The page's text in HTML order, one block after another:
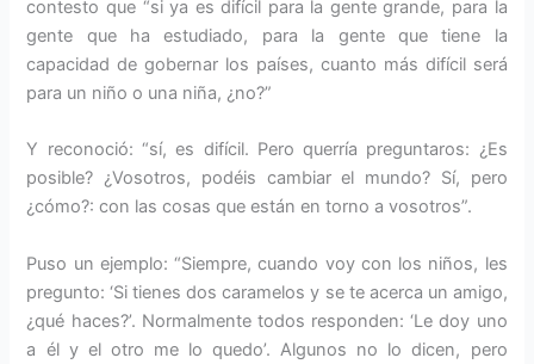
contesto que “si ya es difícil para la gente grande, para la
gente que ha estudiado, para la gente que tiene la
capacidad de gobernar los países, cuanto más difícil será
para un niño o una niña, ¿no?”
Y reconoció: “sí, es difícil. Pero querría preguntaros: ¿Es
posible? ¿Vosotros, podéis cambiar el mundo? Sí, pero
¿cómo?: con las cosas que están en torno a vosotros”.
Puso un ejemplo: “Siempre, cuando voy con los niños, les
pregunto: ‘Si tienes dos caramelos y se te acerca un amigo,
¿qué haces?’. Normalmente todos responden: ‘Le doy uno
a él y el otro me lo quedo’. Algunos no lo dicen, pero